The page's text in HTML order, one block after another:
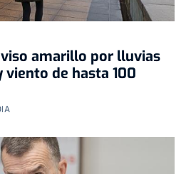
amarillo por lluvias
de hasta 100